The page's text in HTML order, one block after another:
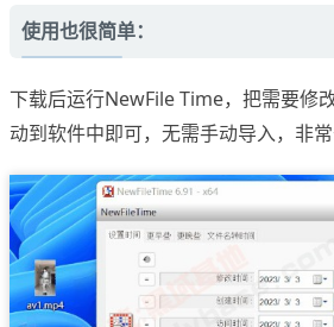
使用也很简单：
下载后运行NewFile Time，把需要修
动到软件中即可，无需手动导入，非常